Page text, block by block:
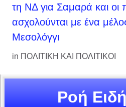
τη ΝΔ για Σαμαρά και οι
ασχολούνται με ένα
Μεσολόγγι
in ΠΟΛΙΤΙΚΗ ΚΑΙ ΠΟΛΙΤΙΚΟΙ
Ροή